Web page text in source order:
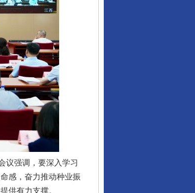
强调，要深入学习
感，奋力推动种业振
供有力支撑。